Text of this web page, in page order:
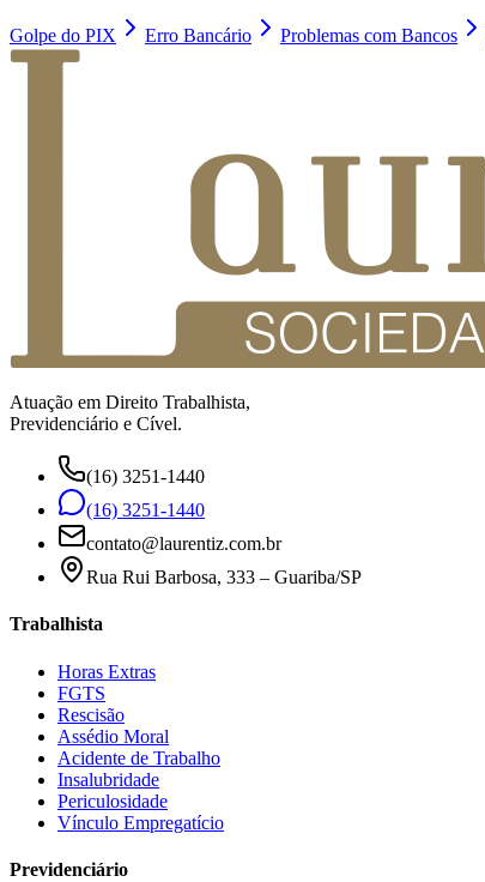
Golpe do PIX Erro Bancário Problemas com Bancos
Atuação em Direito Trabalhista,
Previdenciário e Cível.
(16) 3251-1440
(16) 3251-1440
contato@laurentiz.com.br
Rua Rui Barbosa, 333 – Guariba/SP
Trabalhista
Horas Extras
FGTS
Rescisão
Assédio Moral
Acidente de Trabalho
Insalubridade
Periculosidade
Vínculo Empregatício
Previdenciário